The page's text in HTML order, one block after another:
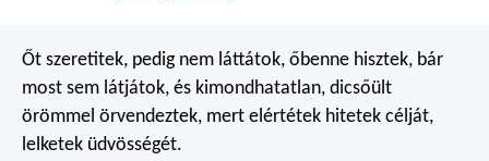
Őt szeretitek, pedig nem láttátok, őbenne hisztek, bár
most sem látjátok, és kimondhatatlan, dicsőült
örömmel örvendeztek, mert elértétek hitetek célját,
lelketek üdvösségét.